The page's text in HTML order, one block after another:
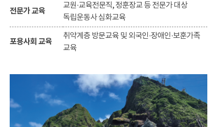
전문가 교육
교원·교육전문직, 정훈장교 등 전문가 대상
독립운동사 심화교육
포용사회 교육
취약계층 방문교육 및 외국인·장애인·보훈가족
교육